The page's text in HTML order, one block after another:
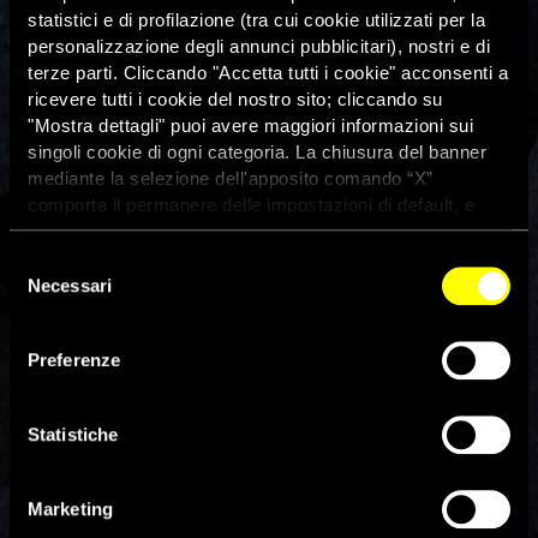
statistici e di profilazione (tra cui cookie utilizzati per la
personalizzazione degli annunci pubblicitari), nostri e di
terze parti. Cliccando "Accetta tutti i cookie" acconsenti a
ricevere tutti i cookie del nostro sito; cliccando su
"Mostra dettagli" puoi avere maggiori informazioni sui
singoli cookie di ogni categoria. La chiusura del banner
mediante la selezione dell'apposito comando “X”
comporta il permanere delle impostazioni di default, e
dunque la continuazione della navigazione con i cookie
dei cookie attivi sul sito clicca
delNecessari
Preferenze
Statistiche
Marketing
pandemia hanno acuito la
discriminazione contro i gruppi
31 Maggio 2022